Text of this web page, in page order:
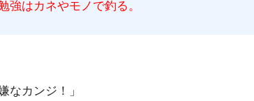
強はカネやモノで釣る。
なカンジ！」